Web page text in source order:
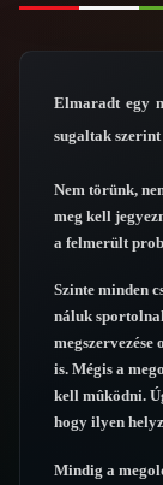
Elmaradt egy
sugaltak
Nem törünk,
meg kell
a felmerült
Szinte minden
náluk
megszervezése
is. Mégis a
kell mûködni.
hogy ilyen
Mindig a